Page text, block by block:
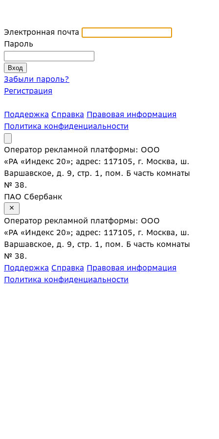
Электронная почта
Пароль
Забыли пароль?
Регистрация
Поддержка Справка Правовая информация
Политика конфиденциальности
Оператор рекламной платформы: ООО
«РА «Индекс 20»; адрес: 117105, г. Москва, ш.
Варшавское, д. 9, стр. 1, пом. Б часть комнаты
№ 38.
ПАО Сбербанк
Оператор рекламной платформы: ООО
«РА «Индекс 20»; адрес: 117105, г. Москва, ш.
Варшавское, д. 9, стр. 1, пом. Б часть комнаты
№ 38.
Поддержка Справка Правовая информация
Политика конфиденциальности